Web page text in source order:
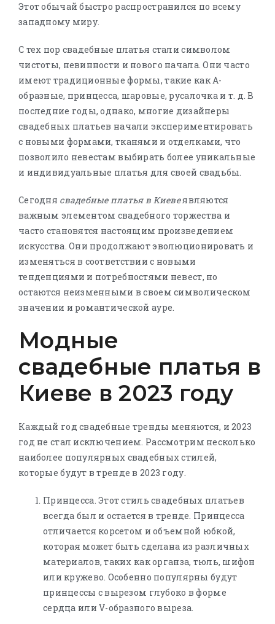
Этот обычай быстро распространился по всему
западному миру.
С тех пор свадебные платья стали символом
чистоты, невинности и нового начала. Они часто
имеют традиционные формы, такие как А-
образные, принцесса, шаровые, русалочка и т. д. В
последние годы, однако, многие дизайнеры
свадебных платьев начали экспериментировать
с новыми формами, тканями и отделками, что
позволило невестам выбирать более уникальные
и индивидуальные платья для своей свадьбы.
Сегодня свадебные платья в Киевеявляются
важным элементом свадебного торжества и
часто становятся настоящим произведением
искусства. Они продолжают эволюционировать и
изменяться в соответствии с новыми
тенденциями и потребностями невест, но
остаются неизменными в своем символическом
значении и романтической ауре.
Модные
свадебные платья в
Киеве в 2023 году
Каждый год свадебные тренды меняются, и 2023
год не стал исключением. Рассмотрим несколько
наиболее популярных свадебных стилей,
которые будут в тренде в 2023 году.
Принцесса. Этот стиль свадебных платьев
всегда был и остается в тренде. Принцесса
отличается корсетом и объемной юбкой,
которая может быть сделана из различных
материалов, таких как органза, тюль, шифон
или кружево. Особенно популярны будут
принцессы с вырезом глубоко в форме
сердца или V-образного выреза.